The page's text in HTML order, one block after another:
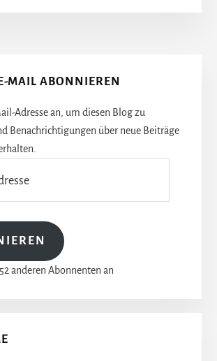
MAIL ABONNIEREN
Adresse an, um diesen Blog zu
Benachrichtigungen über neue Beiträge
anderen Abonnenten an